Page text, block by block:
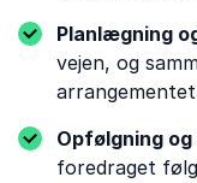
Planlægning
vejen, og
Opfølgning
foredraget